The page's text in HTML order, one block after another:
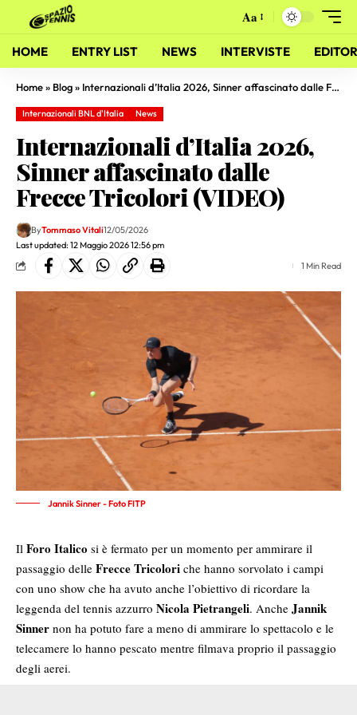
Aa
HOME ENTRY LIST NEWS INTERVISTE
Home» Blog» Internazionali d’Italia 2026, Sinner affascinato dalle Frecce Tricolori (VIDEO)
Internazionali BNL d'Italia News
Internazionali d’Italia 2026,
Sinner affascinato dalle
Frecce Tricolori (VIDEO)
Last updated: 12 Maggio 2026 12:56 pm
ByTommaso Vitali12/05/2026
1 Min Read
Jannik Sinner - Foto FITP
Il Foro Italico si è fermato per un momento per ammirare il
passaggio delle Frecce Tricolori che hanno sorvolato i campi
con uno show che ha avuto anche l’obiettivo di ricordare la
leggenda del tennis azzurro Nicola Pietrangeli. Anche Jannik
Sinner non ha potuto fare a meno di ammirare lo spettacolo e le
telecamere lo hanno pescato mentre filmava proprio il passaggio
degli aerei.